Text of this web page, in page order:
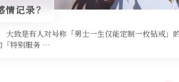
记录？
大致是有人对号称「男士一生仅能定制一枚钻戒」
「特别服务 …